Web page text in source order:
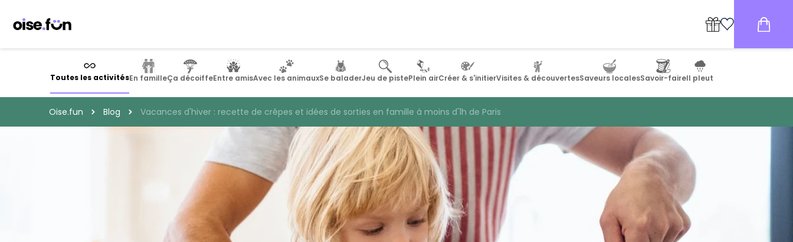
Toutes les activitésEn familleÇa décoiffeEntre amisAvec les animauxSe baladerJeu de pistePlein airCréer & s'initierVisites & découvertesSaveurs localesSavoir-faireIl pleut
Oise.fun Blog Vacances d'hiver : recette de crêpes et idées de sorties en famille à moins d'1h de Paris